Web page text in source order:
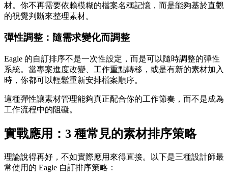
材。你不再需要依賴模糊的檔案名稱記憶，而是能夠基於直觀
的視覺判斷來整理素材。
彈性調整： 隨需求變化而調整
Eagle 的自訂排序不是一次性設定，而是可以隨時調整的彈性
系統。當專案進度改變、工作重點轉移，或是有新的素材加入
時，你都可以輕鬆重新安排檔案順序。
這種彈性讓素材管理能夠真正配合你的工作節奏，而不是成為
工作流程中的阻礙。
實戰應用：3 種常見的素材排序策略
理論說得再好，不如實際應用來得直接。以下是三種設計師最
常使用的 Eagle 自訂排序策略：